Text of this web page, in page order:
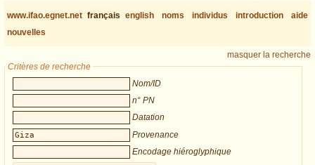
www.ifao.egnet.net français english noms individus introduction
aide
nouvelles
masquer la recherche
Critères de recherche
Nom/ID
n° PN
Datation
Provenance
Encodage hiéroglyphique